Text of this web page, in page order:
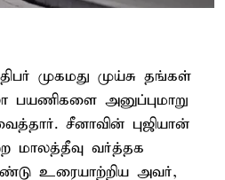
முகமது முய்சு தங்கள்
பயணிகளை அனுப்புமாறு
சீனாவின் புஜியான்
மாலத்தீவு வர்த்தக
உரையாற்றிய அவர்,